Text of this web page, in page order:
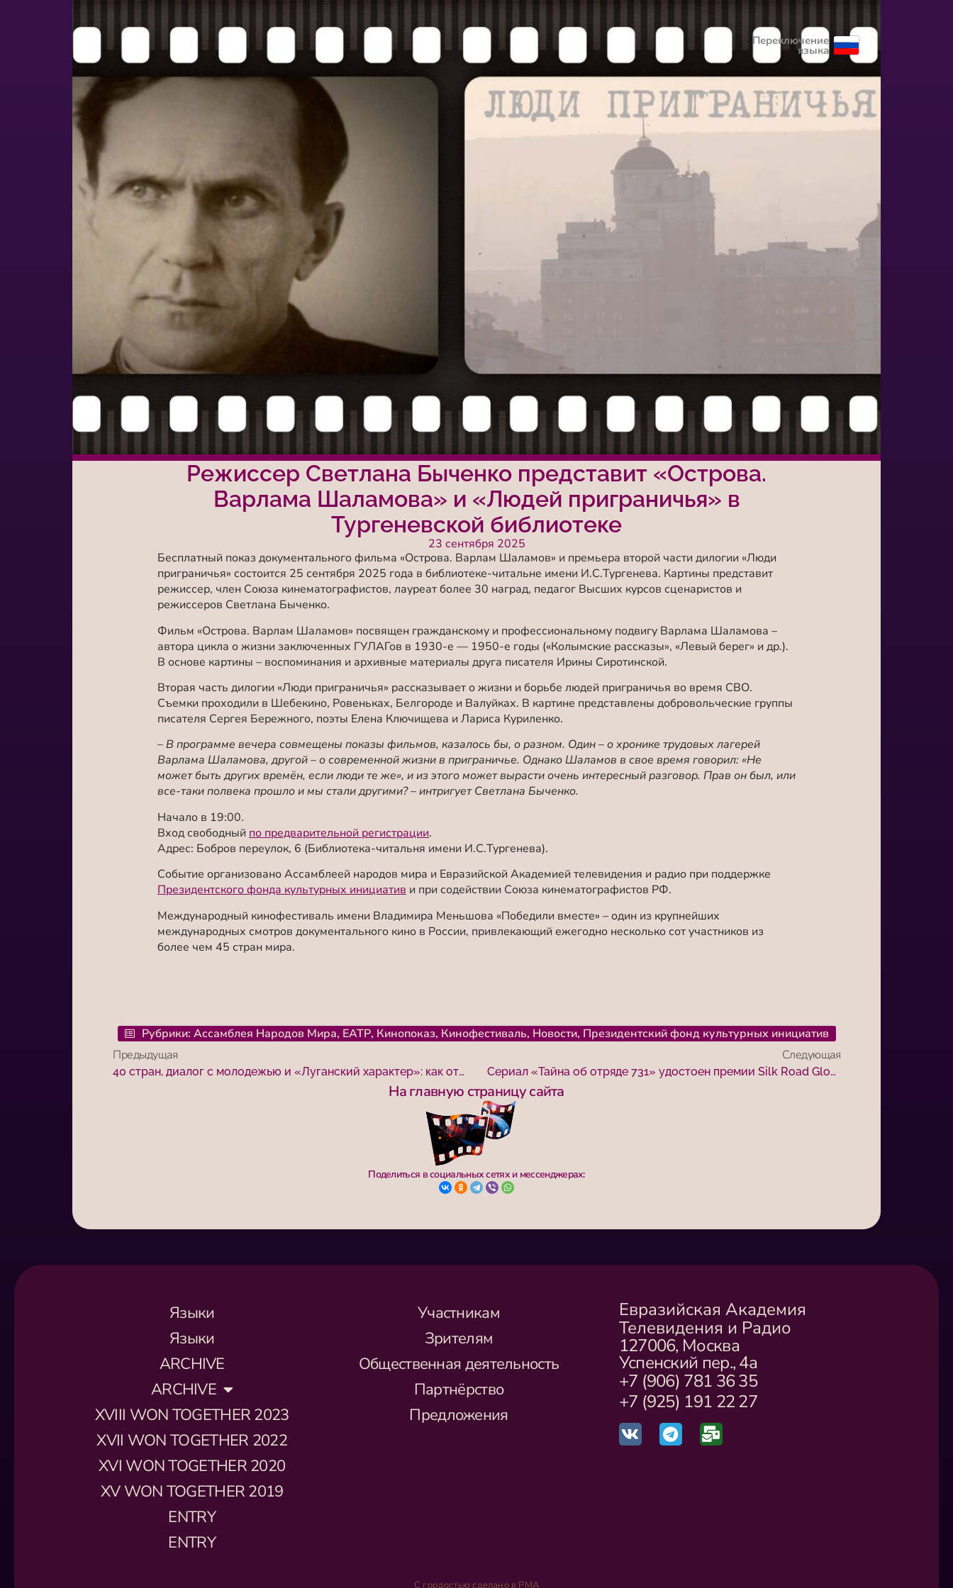
Режиссер Светлана Быченко представит «Острова.
Варлама Шаламова» и «Людей приграничья» в
Тургеневской библиотеке
23 сентября 2025
Бесплатный показ документального фильма «Острова. Варлам Шаламов» и премьера второй части дилогии «Люди
приграничья» состоится 25 сентября 2025 года в библиотеке-читальне имени И.С.Тургенева. Картины представит
режиссер, член Союза кинематографистов, лауреат более 30 наград, педагог Высших курсов сценаристов и
режиссеров Светлана Быченко.
Фильм «Острова. Варлам Шаламов» посвящен гражданскому и профессиональному подвигу Варлама Шаламова –
автора цикла о жизни заключенных ГУЛАГов в 1930-е — 1950-е годы («Колымские рассказы», «Левый берег» и др.).
В основе картины – воспоминания и архивные материалы друга писателя Ирины Сиротинской.
Вторая часть дилогии «Люди приграничья» рассказывает о жизни и борьбе людей приграничья во время СВО.
Съемки проходили в Шебекино, Ровеньках, Белгороде и Валуйках. В картине представлены добровольческие группы
писателя Сергея Бережного, поэты Елена Ключищева и Лариса Куриленко.
– В программе вечера совмещены показы фильмов, казалось бы, о разном. Один – о хронике трудовых лагерей
Варлама Шаламова, другой – о современной жизни в приграничье. Однако Шаламов в свое время говорил: «Не
может быть других времён, если люди те же», и из этого может вырасти очень интересный разговор. Прав он был, или
все-таки полвека прошло и мы стали другими? – интригует Светлана Быченко.
Начало в 19:00.
Вход свободный по предварительной регистрации.
Адрес: Бобров переулок, 6 (Библиотека-читальня имени И.С.Тургенева).
Событие организовано Ассамблеей народов мира и Евразийской Академией телевидения и радио при поддержке
Президентского фонда культурных инициатив и при содействии Союза кинематографистов РФ.
Международный кинофестиваль имени Владимира Меньшова «Победили вместе» – один из крупнейших
международных смотров документального кино в России, привлекающий ежегодно несколько сот участников из
более чем 45 стран мира.
Рубрики: Ассамблея Народов Мира, ЕАТР, Кинопоказ, Кинофестиваль, Новости, Президентский фонд культурных инициатив
Предыдущая
40 стран, диалог с молодежью и «Луганский характер»: как отметит 20-летний юбилей кинофестиваль «Победили вместе»
Следующая
Сериал «Тайна об отряде 731» удостоен премии Silk Road Global News Awards
На главную страницу сайта
Поделиться в социальных сетях и мессенджерах:
Языки
Языки
ARCHIVE
ARCHIVE
XVIII WON TOGETHER 2023
XVII WON TOGETHER 2022
XVI WON TOGETHER 2020
XV WON TOGETHER 2019
ENTRY
ENTRY
Участникам
Зрителям
Общественная деятельность
Партнёрство
Предложения
Евразийская Академия
Телевидения и Радио
127006, Москва
Успенский пер., 4а
+7 (906) 781 36 35
+7 (925) 191 22 27
С гордостью сделано в РМА
Переключение
языка